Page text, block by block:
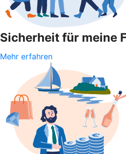
Sicherheit für meine
Mehr erfahren